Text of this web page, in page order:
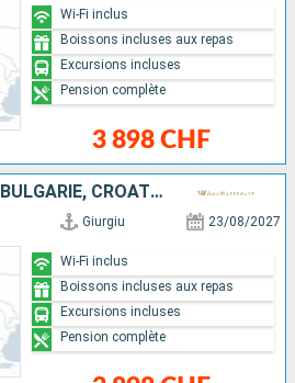
3 898 CHF
Wi-Fi inclus
Boissons incluses aux repas
Excursions incluses
Pension complète
ROUMANIE, HONGRIE, BULGARIE, CROATIE, SERBIE
Giurgiu 23/08/2027
Wi-Fi inclus
Boissons incluses aux repas
Excursions incluses
Pension complète